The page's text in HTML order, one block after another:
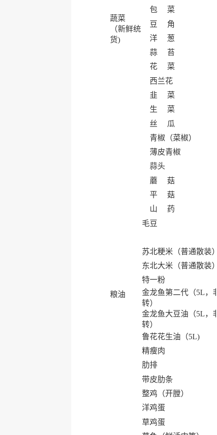
蔬菜
（新鲜统
货)
包 菜
豆 角
洋 葱
蒜 苔
花 菜
西兰花
韭 菜
生 菜
丝 瓜
青椒（菜椒）
薄皮青椒
蒜头
蘑 菇
平 菇
山 药
毛豆
粮油
苏北粳米（普通散装
东北大米（普通散装
特一粉
金龙鱼第二代（5L，
转）
金龙鱼大豆油（5L，
转）
鲁花花生油（5L)
精瘦肉
肋排
带皮肋条
整鸡（开膛）
洋鸡蛋
草鸡蛋